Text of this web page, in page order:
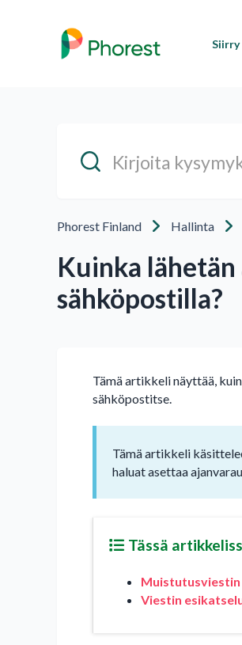
Phorest Finland Hallinta
Kuinka
sähköpostilla?
Tämä artikkeli näyttää,
sähköpostitse.
Tämä artikkeli
haluat asettaa
Tässä
Muistutusviestin
Viestin